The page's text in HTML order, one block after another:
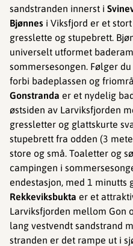
sandstranden innerst i
Bjønnes i Viksfjord er et
gresslette og stupebrett.
universelt utformet
sommersesongen. Følger
forbi badeplassen og
Gonstranda er et nydelig
østsiden av Larviksfjorden
gressletter og glattskurte
stupebrett fra odden (3
store og små. Toaletter og
campingen i
endestasjon, med 1 minutts
Rekkeviksbukta er et
Larviksfjorden mellom Gon
lang vestvendt sandstrand
stranden er det rampe ut i